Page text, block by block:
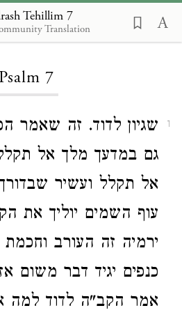
Tehillim 7
Translation
Loading...
Psalm 7
1 שגיון לדוד. זה שאמר
גם במדעך מלך אל
אל תקלל ועשיר
עוף השמים יוליך את
ירמיה זה העורב וחכמת
כנפים יגיד דבר משום
אמר הקב"ה לדוד למה